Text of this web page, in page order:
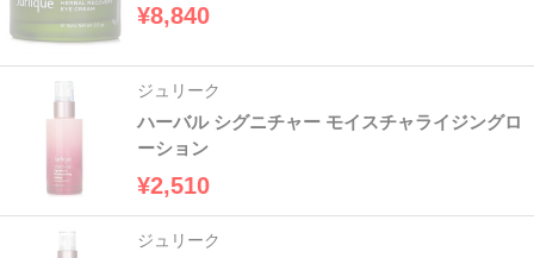
¥8,840
ジュリーク
ハーバル シグニチャー モイスチャライジングロ
ーション
¥2,510
ジュリーク